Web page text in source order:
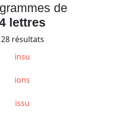
de
lettres
28 résultats
insu
ions
issu